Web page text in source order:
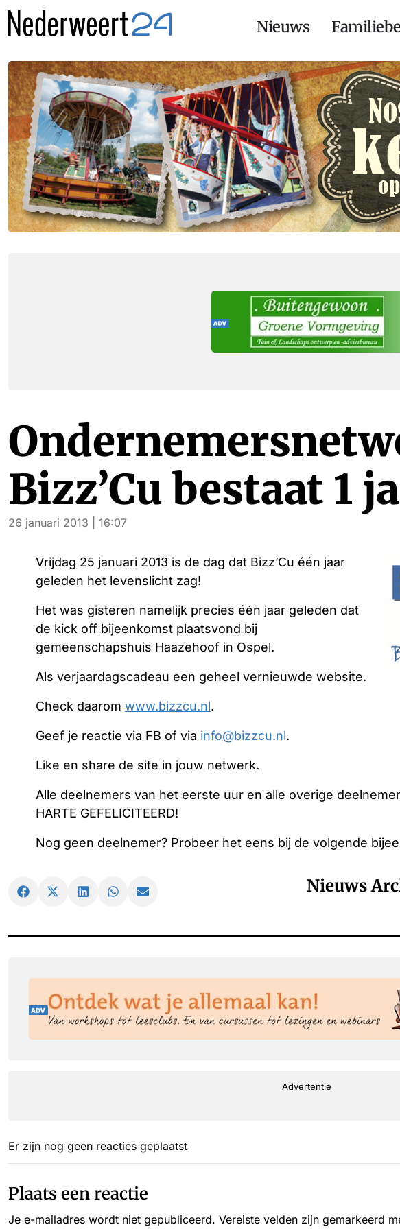
Nieuws
Bizz’Cu bestaat 1
26 januari 2013 | 16:07
Vrijdag 25 januari 2013 is de dag dat Bizz’Cu één jaar
geleden het levenslicht zag!
Het was gisteren namelijk precies één jaar geleden dat
de kick off bijeenkomst plaatsvond bij
gemeenschapshuis Haazehoof in Ospel.
Als verjaardagscadeau een geheel vernieuwde website.
Check daarom www.bizzcu.nl.
Geef je reactie via FB of via info@bizzcu.nl.
Like en share de site in jouw netwerk.
Alle deelnemers van het eerste uur en alle overige
HARTE GEFELICITEERD!
Nog geen deelnemer? Probeer het eens bij de volgende
Nieuws
Advertentie
Er zijn nog geen reacties geplaatst
Plaats een reactie
Je e-mailadres wordt niet gepubliceerd. Vereiste velden zijn gemarkeerd